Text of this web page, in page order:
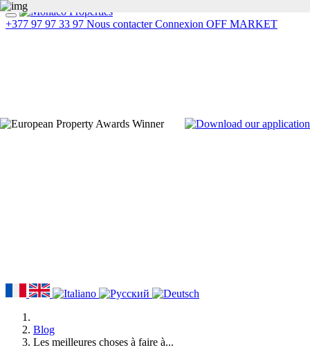
+377 97 97 33 97 Nous contacter Connexion OFF MARKET
Blog
Les meilleures choses à faire à...